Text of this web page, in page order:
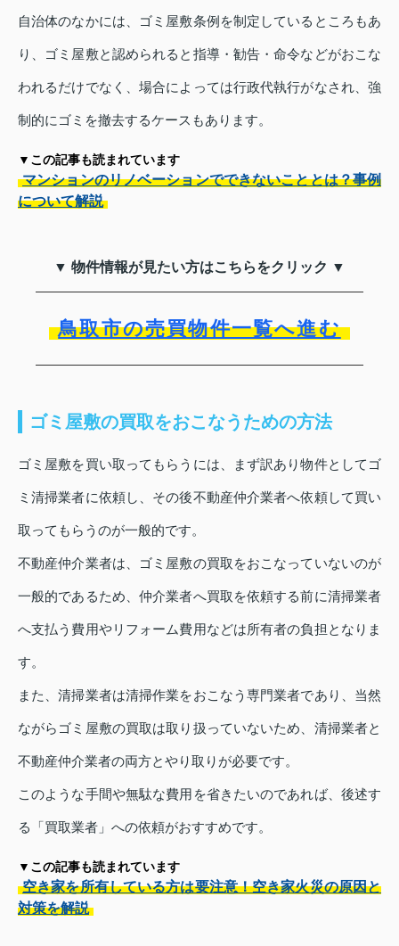
自治体のなかには、ゴミ屋敷条例を制定しているところもあ
り、ゴミ屋敷と認められると指導・勧告・命令などがおこな
われるだけでなく、場合によっては行政代執行がなされ、強
制的にゴミを撤去するケースもあります。
▼この記事も読まれています
マンションのリノベーションでできないこととは？事例
について解説
▼ 物件情報が見たい方はこちらをクリック ▼
鳥取市の売買物件一覧へ進む
ゴミ屋敷の買取をおこなうための方法
ゴミ屋敷を買い取ってもらうには、まず訳あり物件としてゴ
ミ清掃業者に依頼し、その後不動産仲介業者へ依頼して買い
取ってもらうのが一般的です。
不動産仲介業者は、ゴミ屋敷の買取をおこなっていないのが
一般的であるため、仲介業者へ買取を依頼する前に清掃業者
へ支払う費用やリフォーム費用などは所有者の負担となりま
す。
また、清掃業者は清掃作業をおこなう専門業者であり、当然
ながらゴミ屋敷の買取は取り扱っていないため、清掃業者と
不動産仲介業者の両方とやり取りが必要です。
このような手間や無駄な費用を省きたいのであれば、後述す
る「買取業者」への依頼がおすすめです。
▼この記事も読まれています
空き家を所有している方は要注意！空き家火災の原因と
対策を解説